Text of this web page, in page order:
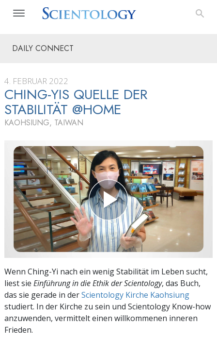
DAILY CONNECT
4. FEBRUAR 2022
CHING-YIS QUELLE DER
STABILITÄT @HOME
KAOHSIUNG, TAIWAN
Wenn Ching-Yi nach ein wenig Stabilität im Leben sucht,
liest sie Einführung in die Ethik der Scientology, das Buch,
das sie gerade in derScientology Kirche Kaohsiung
studiert. In der Kirche zu sein und Scientology Know-how
anzuwenden, vermittelt einen willkommenen inneren
Frieden.